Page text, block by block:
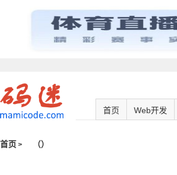
首页 Web开发
首页 > （）